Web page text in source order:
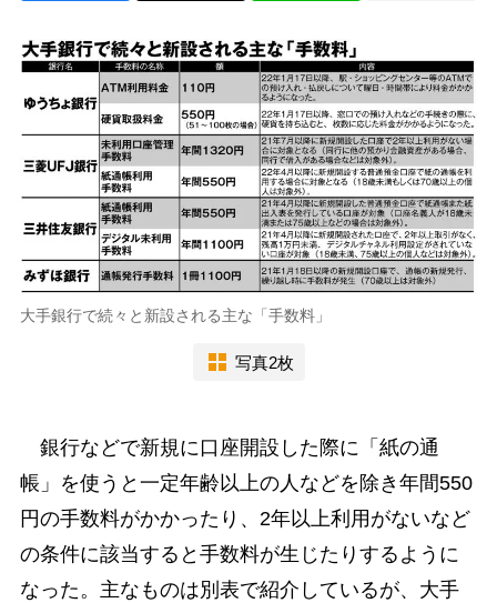
大手銀行で続々と新設される主な「手数料」
写真2枚
銀行などで新規に口座開設した際に「紙の通
帳」を使うと一定年齢以上の人などを除き年間550
円の手数料がかかったり、2年以上利用がないなど
の条件に該当すると手数料が生じたりするように
なった。主なものは別表で紹介しているが、大手